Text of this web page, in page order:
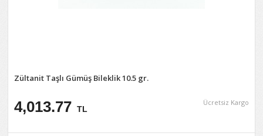
Zültanit Taşlı Gümüş Bileklik 10.5 gr.
4,013.77 TL
Ücretsiz Kargo